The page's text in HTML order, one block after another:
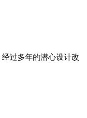
过多年的潜心设计改